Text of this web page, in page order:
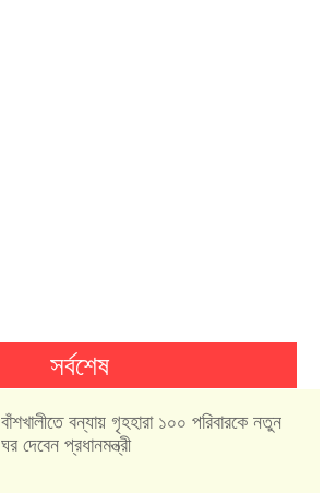
সর্বশেষ
বাঁশখালীতে বন্যায় গৃহহারা ১০০ পরিবারকে নতুন
ঘর দেবেন প্রধানমন্ত্রী